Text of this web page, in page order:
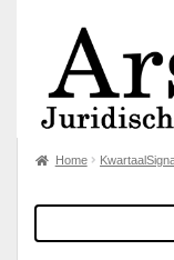
Home